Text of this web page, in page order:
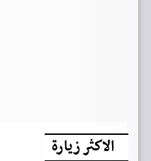
الاكثر زيارة